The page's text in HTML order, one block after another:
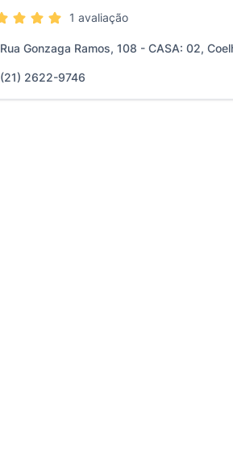
1 avaliação
Rua Gonzaga Ramos, 108 - CASA: 02,
(21) 2622-9746